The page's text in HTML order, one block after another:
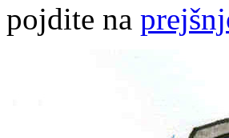
pojdite na